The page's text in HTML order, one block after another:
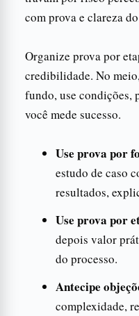
com prova e clareza
Organize prova por
credibilidade. No
fundo, use condições,
você mede sucesso.
Use prova por
estudo de caso
resultados,
Use prova por
depois valor
do processo.
Antecipe
complexidade,